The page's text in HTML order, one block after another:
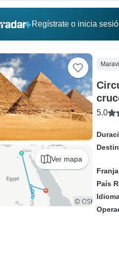
Regístrate o inicia
Ver mapa
5.0
País